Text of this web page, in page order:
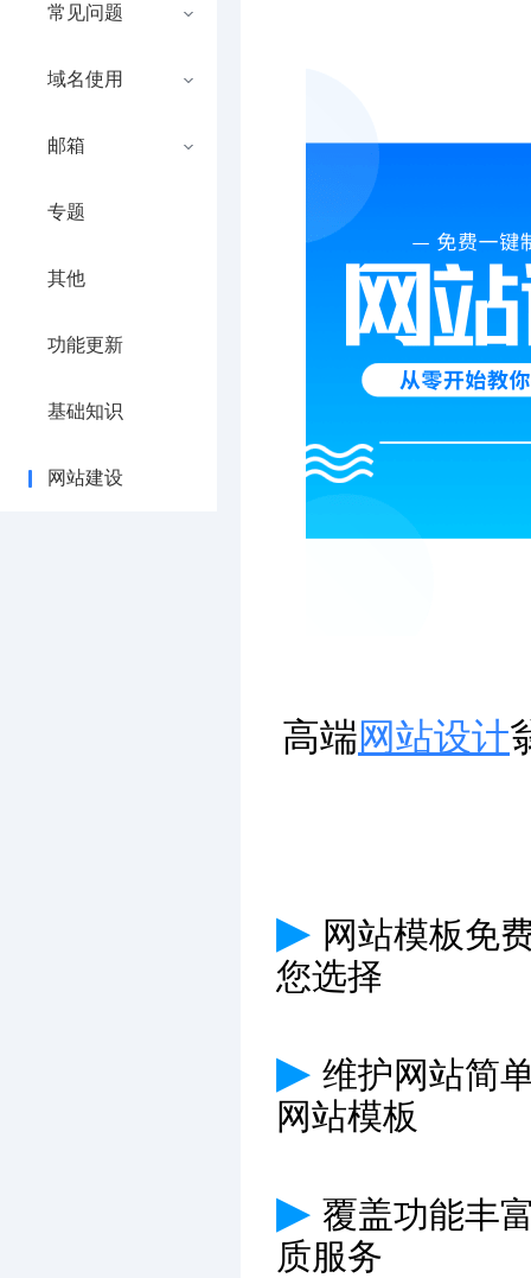
常见问题
域名使用
邮箱
专题
其他
功能更新
基础知识
网站建设
高端网站设计
▶ 网站模板免
您选择
▶ 维护网站简
网站模板
▶ 覆盖功能丰
质服务